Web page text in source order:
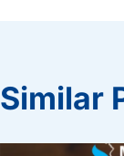
Similar